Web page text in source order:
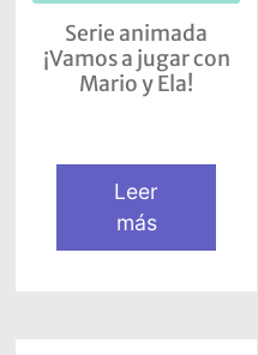
Serie animada
¡Vamos a jugar con
Mario y Ela!
Leer
más